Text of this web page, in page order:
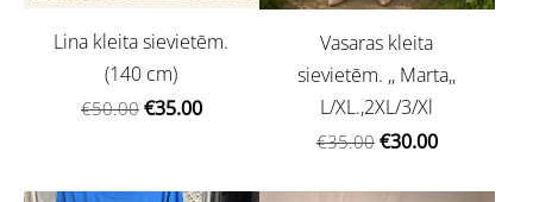
Lina kleita sievietēm.
(140 cm)
€50.00 €35.00
Vasaras kleita
sievietēm. ,, Marta,,
L/XL.,2XL/3/Xl
€35.00 €30.00